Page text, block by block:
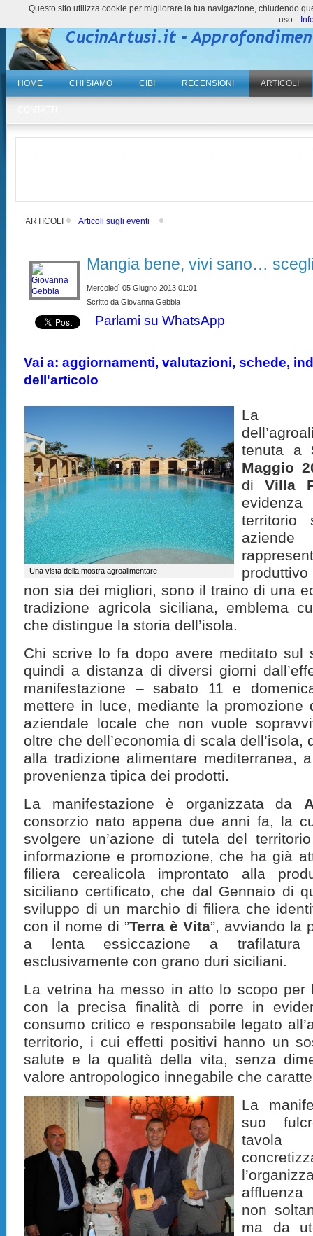
HOME CHI SIAMO CIBI RECENSIONI ARTICOLI
ARTICOLI Articoli sugli eventi
Mangia bene, vivi sano…
Mercoledì 05 Giugno 2013 01:01
Scritto da Giovanna Gebbia
Parlami su WhatsApp
Vai a: aggiornamenti, valutazioni, schede,
dell'articolo
Una vista della mostra agroalimentare
La
tenuta a
Maggio
diVilla
territorio
non sia dei migliori, sono il traino di una
tradizione agricola siciliana, emblema
che distingue la storia dell’isola.
Chi scrive lo fa dopo avere meditato sul
quindi a distanza di diversi giorni
manifestazione – sabato 11 e
mettere in luce, mediante la promozione
aziendale locale che non vuole
oltre che dell’economia di scala
alla tradizione alimentare mediterranea,
provenienza tipica dei prodotti.
La manifestazione è organizzata da
consorzio nato appena due anni fa, la
svolgere un’azione di tutela del
informazione e promozione, che ha già
filiera cerealicola improntato alla
siciliano certificato, che dal Gennaio di
sviluppo di un marchio di filiera che
con il nome di ”Terra è Vita”, avviando la
a lenta essiccazione a trafilatura
esclusivamente con grano duri siciliani.
La vetrina ha messo in atto lo scopo per
con la precisa finalità di porre in
consumo critico e responsabile legato
territorio, i cui effetti positivi hanno un
salute e la qualità della vita, senza
valore antropologico innegabile che
La
suo
tavola
non
ma da
Questo sito utilizza cookie per migliorare la tua navigazione, chiudendo
uso.